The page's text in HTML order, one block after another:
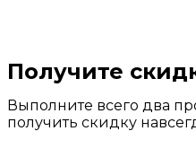
Получите
Выполните всего два
получить скидку